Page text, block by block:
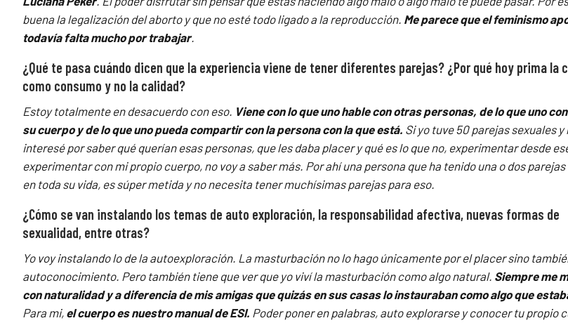
buena la legalización del aborto y que no esté todo ligado a la reproducción. Me parece que el feminismo
todavía falta mucho por trabajar.
¿Qué te pasa cuándo dicen que la experiencia viene de tener diferentes parejas? ¿Por qué hoy prima la
como consumo y no la calidad?
Estoy totalmente en desacuerdo con eso. Viene con lo que uno hable con otras personas, de lo que uno
su cuerpo y de lo que uno pueda compartir con la persona con la que está. Si yo tuve 50 parejas sexuales y
interesé por saber qué querían esas personas, que les daba placer y qué es lo que no, experimentar desde
experimentar con mi propio cuerpo, no voy a saber más. Por ahí una persona que ha tenido una o dos
en toda su vida, es súper metida y no necesita tenermuchísimas parejas para eso.
¿Cómo se van instalando los temas de auto exploración, la responsabilidad afectiva, nuevas formas de
sexualidad, entre otras?
Yo voy instalando lo de la autoexploración. La masturbación no lo hago únicamente por el placer sino
autoconocimiento. Pero también tiene que ver que yo viví la masturbación como algo natural. Siempre me
con naturalidad y a diferencia de mis amigas que quizás en sus casas lo instauraban como algo que
Para mi, el cuerpo es nuestro manual de ESI. Poder poner en palabras, auto explorarse y conocer tu propio